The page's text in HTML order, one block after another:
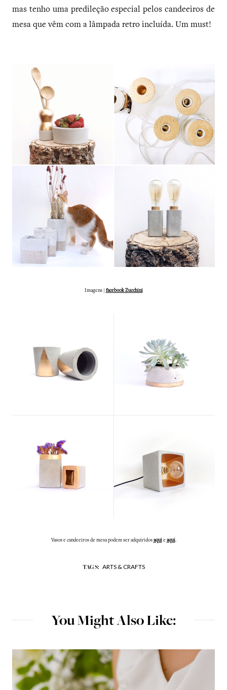
mas tenho uma predileção especial pelos candeeiros de
mesa que vêm com a lâmpada retro incluída. Um must!
Imagens | facebook Zucchini
Vasos e candeeiros de mesa podem ser adquiridos aquie aqui.
TAGS: ARTS & CRAFTS
You Might Also Like: